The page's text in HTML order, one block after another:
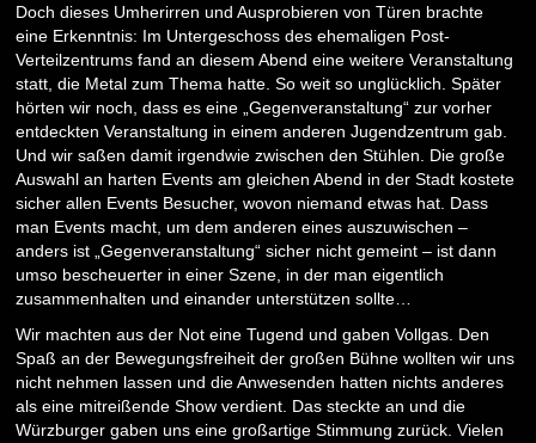
Doch dieses Umherirren und Ausprobieren von Türen brachte
eine Erkenntnis: Im Untergeschoss des ehemaligen Post-
Verteilzentrums fand an diesem Abend eine weitere Veranstaltung
statt, die Metal zum Thema hatte. So weit so unglücklich. Später
hörten wir noch, dass es eine „Gegenveranstaltung“ zur vorher
entdeckten Veranstaltung in einem anderen Jugendzentrum gab.
Und wir saßen damit irgendwie zwischen den Stühlen. Die große
Auswahl an harten Events am gleichen Abend in der Stadt kostete
sicher allen Events Besucher, wovon niemand etwas hat. Dass
man Events macht, um dem anderen eines auszuwischen –
anders ist „Gegenveranstaltung“ sicher nicht gemeint – ist dann
umso bescheuerter in einer Szene, in der man eigentlich
zusammenhalten und einander unterstützen sollte…
Wir machten aus der Not eine Tugend und gaben Vollgas. Den
Spaß an der Bewegungsfreiheit der großen Bühne wollten wir uns
nicht nehmen lassen und die Anwesenden hatten nichts anderes
als eine mitreißende Show verdient. Das steckte an und die
Würzburger gaben uns eine großartige Stimmung zurück. Vielen